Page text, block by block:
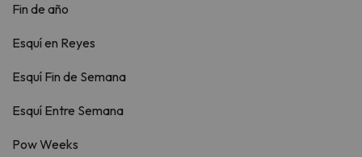
Fin de año
Esquí en Reyes
Esquí Fin de Semana
Esquí Entre Semana
Pow Weeks